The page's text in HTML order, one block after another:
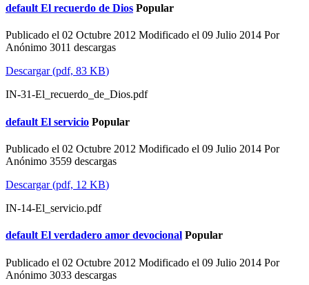
default El recuerdo de Dios Popular
Publicado el 02 Octubre 2012 Modificado el 09 Julio 2014 Por
Anónimo 3011 descargas
Descargar(pdf, 83 KB)
IN-31-El_recuerdo_de_Dios.pdf
default El servicio Popular
Publicado el 02 Octubre 2012 Modificado el 09 Julio 2014 Por
Anónimo 3559 descargas
Descargar(pdf, 12 KB)
IN-14-El_servicio.pdf
default El verdadero amor devocional Popular
Publicado el 02 Octubre 2012 Modificado el 09 Julio 2014 Por
Anónimo 3033 descargas